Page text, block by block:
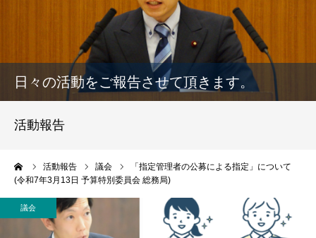
日々の活動をご報告させて頂きます。
活動報告
活動報告 議会
「指定管理者の公募による指定」について
(令和7年3月13日 予算特別委員会 総務局)
議会
活動報告
応援する
個人献金